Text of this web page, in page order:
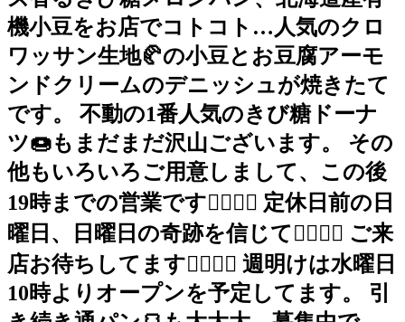
機小豆をお店でコトコト…人気のクロ
ワッサン生地🥐の小豆とお豆腐アーモ
ンドクリームのデニッシュが焼きたて
です。 不動の1番人気のきび糖ドーナ
ツ🍩もまだまだ沢山ございます。 その
他もいろいろご用意しまして、この後
19時までの営業です🙇‍♀️🙇‍♀️ 定休日前の日
曜日、日曜日の奇跡を信じて🙇‍♀️🙇‍♀️ ご来
店お待ちしてます🙇‍♀️🙇‍♀️ 週明けは水曜日
10時よりオープンを予定してます。 引